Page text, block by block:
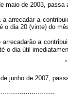
maio de 2003,
arrecadar a
o dia 20 (vinte) do
a
o dia útil
junho de 2007,